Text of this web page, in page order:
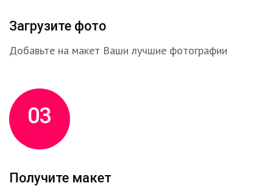
Загрузите фото
Добавьте на макет Ваши лучшие фотографии
03
Получите макет